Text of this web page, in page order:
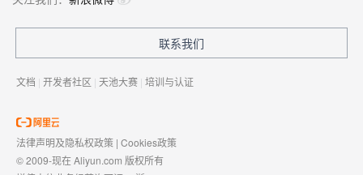
联系我们
文档 | 开发者社区 | 天池大赛 | 培训与认证
法律声明及隐私权政策 | Cookies政策
© 2009-现在 Aliyun.com 版权所有